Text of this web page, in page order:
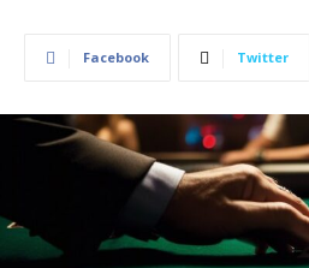
Facebook Twitter